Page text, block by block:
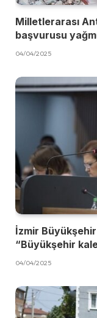
Milletlerarası
başvurusu
04/04/2025
İzmir
“Büyükşehir
04/04/2025